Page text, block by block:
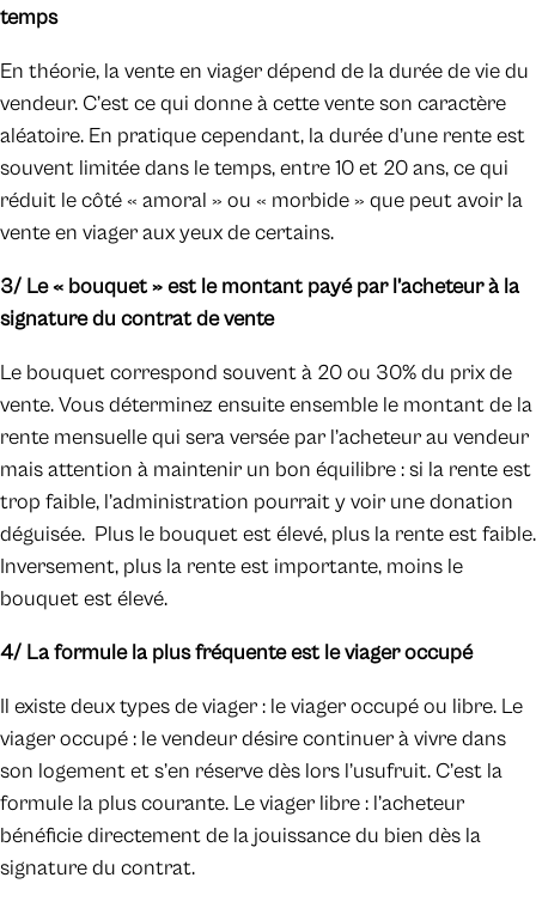
temps
En théorie, la vente en viager dépend de la durée de vie du
vendeur. C’est ce qui donne à cette vente son caractère
aléatoire. En pratique cependant, la durée d’une rente est
souvent limitée dans le temps, entre 10 et 20 ans, ce qui
réduit le côté « amoral » ou « morbide » que peut avoir la
vente en viager aux yeux de certains.
3/ Le « bouquet » est le montant payé par l’acheteur à la
signature du contrat de vente
Le bouquet correspond souvent à 20 ou 30% du prix de
vente. Vous déterminez ensuite ensemble le montant de la
rente mensuelle qui sera versée par l’acheteur au vendeur
mais attention à maintenir un bon équilibre : si la rente est
trop faible, l’administration pourrait y voir une donation
déguisée. Plus le bouquet est élevé, plus la rente est faible.
Inversement, plus la rente est importante, moins le
bouquet est élevé.
4/ La formule la plus fréquente est le viager occupé
Il existe deux types de viager : le viager occupé ou libre. Le
viager occupé : le vendeur désire continuer à vivre dans
son logement et s’en réserve dès lors l’usufruit. C’est la
formule la plus courante. Le viager libre : l’acheteur
bénéficie directement de la jouissance du bien dès la
signature du contrat.